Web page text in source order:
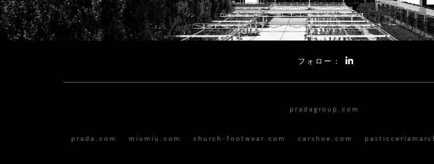
フォロー：
pradagroup.com
prada.com miumiu.com church-footwear.com carshoe.com